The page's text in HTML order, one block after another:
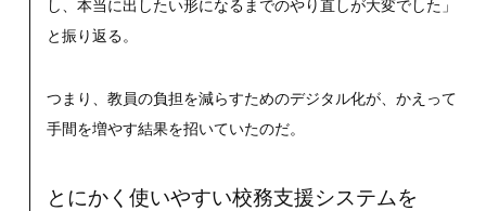
し、本当に出したい形になるまでのやり直しが大変でした」
と振り返る。
つまり、教員の負担を減らすためのデジタル化が、かえって
手間を増やす結果を招いていたのだ。
とにかく使いやすい校務支援システムを